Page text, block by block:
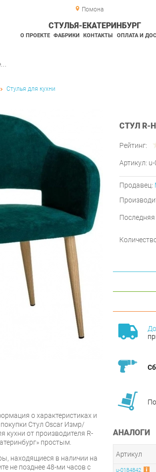
Помона
СТУЛЬЯ-ЕКАТЕРИНБУРГ
О ПРОЕКТЕ ФАБРИКИ КОНТАКТЫ ОПЛАТА И
Стулья для кухни
СТУЛ R-
Рейтинг:
Артикул:
Продавец:
Последняя
АНАЛОГИ
Артикул
u-0184842
о характеристиках и
Стул Oscar Измр/
кухни от производителя R-
простым.
находящиеся в наличии на
не позднее 48-ми часов с